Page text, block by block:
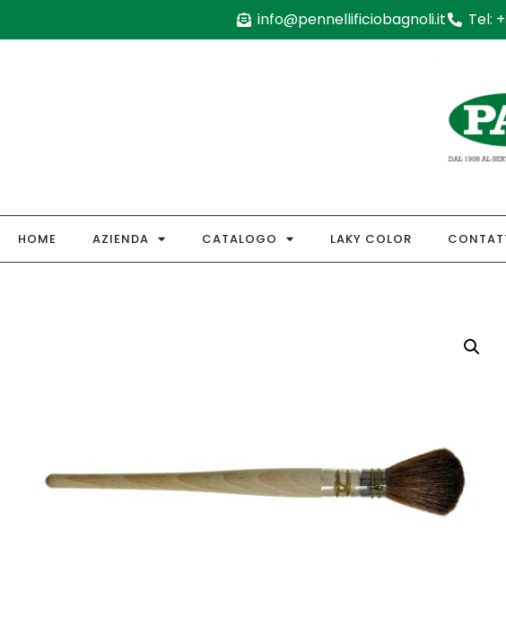
info@pennellificiobagnoli.it Tel:
HOME AZIENDA CATALOGO LAKY COLOR